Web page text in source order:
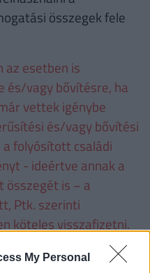
My Personal
összegek fele
az esetben is
és/vagy bővítésre, ha
vettek igénybe
és/vagy bővítési
folyósított családi
- ideértve annak a
is − a
Ptk. szerinti
köteles visszafizetni.
július 1-től (millió